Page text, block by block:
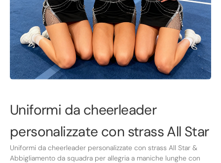
Uniformi da cheerleader
personalizzate con strass All Star
Uniformi da cheerleader personalizzate con strass All Star &
Abbigliamento da squadra per allegria a maniche lunghe con